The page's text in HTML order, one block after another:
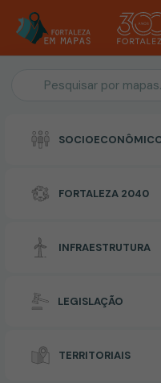
FORTALEZA 2040
INFRAESTRUTURA
LEGISLAÇÃO
TERRITORIAIS
Personalização
Zonas Especiais